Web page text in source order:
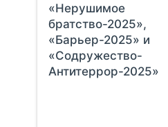
«Нерушимое
братство-2025»,
«Барьер-2025» и
«Содружество-
Антитеррор-2025»